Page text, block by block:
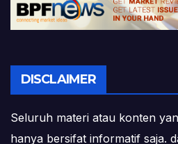
DISCLAIMER
Seluruh materi atau konten
hanya bersifat informatif saja.